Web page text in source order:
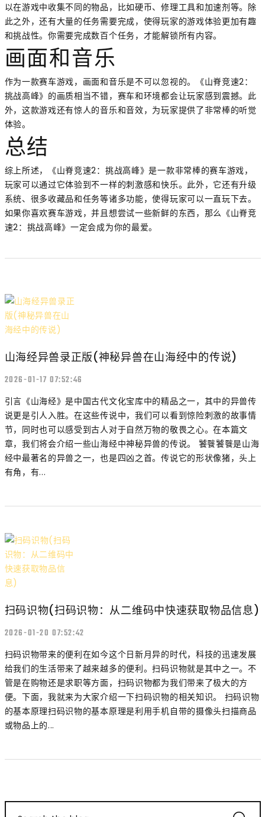
以在游戏中收集不同的物品，比如硬币、修理工具和加速剂等。除
此之外，还有大量的任务需要完成，使得玩家的游戏体验更加有趣
和挑战性。你需要完成数百个任务，才能解锁所有内容。
画面和音乐
作为一款赛车游戏，画面和音乐是不可以忽视的。《山脊竞速2：
挑战高峰》的画质相当不错，赛车和环境都会让玩家感到震撼。此
外，这款游戏还有惊人的音乐和音效，为玩家提供了非常棒的听觉
体验。
总结
综上所述，《山脊竞速2：挑战高峰》是一款非常棒的赛车游戏，
玩家可以通过它体验到不一样的刺激感和快乐。此外，它还有升级
系统、很多收藏品和任务等诸多功能，使得玩家可以一直玩下去。
如果你喜欢赛车游戏，并且想尝试一些新鲜的东西，那么《山脊竞
速2：挑战高峰》一定会成为你的最爱。
山海经异兽录正版(神秘异兽在山海经中的传说)
2026-01-17 07:52:46
引言《山海经》是中国古代文化宝库中的精品之一，其中的异兽传
说更是引人入胜。在这些传说中，我们可以看到惊险刺激的故事情
节，同时也可以感受到古人对于自然万物的敬畏之心。在本篇文
章，我们将会介绍一些山海经中神秘异兽的传说。 饕餮饕餮是山海
经中最著名的异兽之一，也是四凶之首。传说它的形状像猪，头上
有角，有...
扫码识物(扫码识物：从二维码中快速获取物品信息)
2026-01-20 07:52:42
扫码识物带来的便利在如今这个日新月异的时代，科技的迅速发展
给我们的生活带来了越来越多的便利。扫码识物就是其中之一。不
管是在购物还是求职等方面，扫码识物都为我们带来了极大的方
便。下面，我就来为大家介绍一下扫码识物的相关知识。 扫码识物
的基本原理扫码识物的基本原理是利用手机自带的摄像头扫描商品
或物品上的...